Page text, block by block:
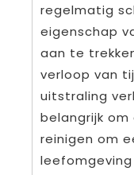
regelmatig
eigenschap
aan te
verloop van
uitstraling
belangrijk
reinigen om